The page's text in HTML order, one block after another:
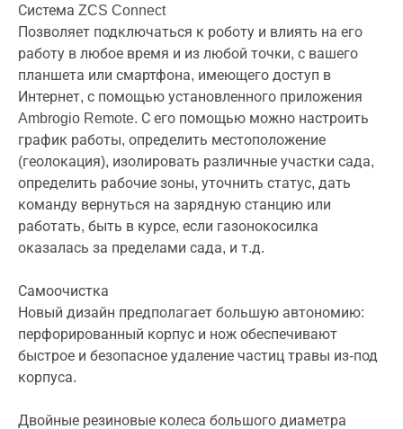
Система ZCS Connect
Позволяет подключаться к роботу и влиять на его
работу в любое время и из любой точки, с вашего
планшета или смартфона, имеющего доступ в
Интернет, с помощью установленного приложения
Ambrogio Remote. С его помощью можно настроить
график работы, определить местоположение
(геолокация), изолировать различные участки сада,
определить рабочие зоны, уточнить статус, дать
команду вернуться на зарядную станцию или
работать, быть в курсе, если газонокосилка
оказалась за пределами сада, и т.д.
Самоочистка
Новый дизайн предполагает большую автономию:
перфорированный корпус и нож обеспечивают
быстрое и безопасное удаление частиц травы из-под
корпуса.
Двойные резиновые колеса большого диаметра